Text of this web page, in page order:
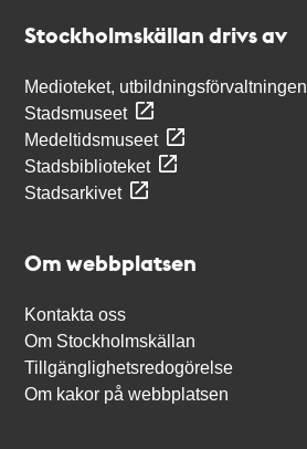
Stockholmskällan drivs av
Medioteket, utbildningsförvaltningen
Stadsmuseet
Medeltidsmuseet
Stadsbiblioteket
Stadsarkivet
Om webbplatsen
Kontakta oss
Om Stockholmskällan
Tillgänglighetsredogörelse
Om kakor på webbplatsen